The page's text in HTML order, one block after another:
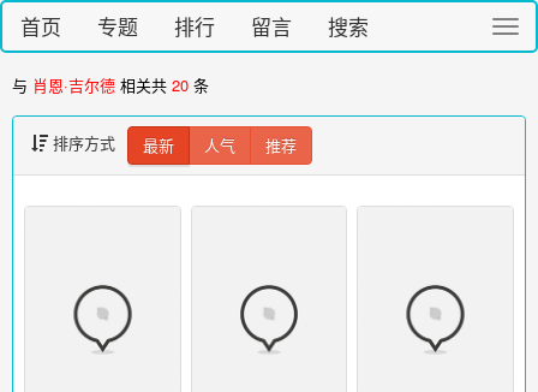
切
换
首页 专题 排行 留言 搜索
与 肖恩·吉尔德 相关共 20 条
排序方式 最新 人气 推荐